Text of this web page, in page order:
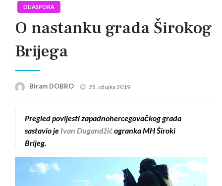
DIJASPORA
O nastanku grada Širokog
Brijega
Biram DOBRO
Posted
25. ožujka 2019.
Pregled povijesti zapadnohercegovačkog grada
sastavio je Ivan Dugandžićogranka MH Široki
Brijeg.